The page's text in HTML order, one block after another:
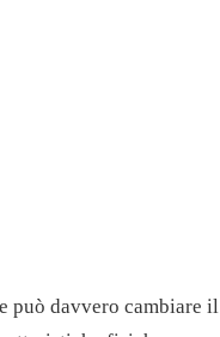
può davvero cambiare il